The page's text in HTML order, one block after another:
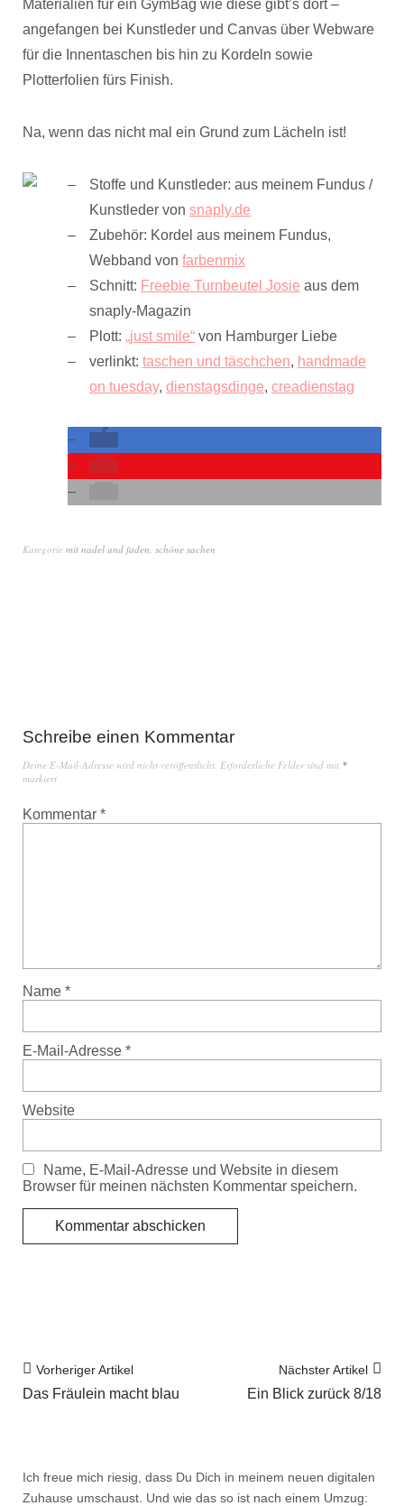
Materialien für ein GymBag wie diese gibt’s dort –
angefangen bei Kunstleder und Canvas über Webware
für die Innentaschen bis hin zu Kordeln sowie
Plotterfolien fürs Finish.
Na, wenn das nicht mal ein Grund zum Lächeln ist!
Stoffe und Kunstleder: aus meinem Fundus /
Kunstleder von snaply.de
Zubehör: Kordel aus meinem Fundus,
Webband von farbenmix
Schnitt: Freebie Turnbeutel Josie aus dem
snaply-Magazin
Plott: „just smile“ von Hamburger Liebe
verlinkt: taschen und täschchen, handmade
on tuesday, dienstagsdinge, creadienstag
Kategorie mit nadel und faden, schöne sachen
Schreibe einen Kommentar
Deine E-Mail-Adresse wird nicht veröffentlicht. Erforderliche Felder sind mit *
markiert
Kommentar *
Name *
E-Mail-Adresse *
Website
Name, E-Mail-Adresse und Website in diesem
Browser für meinen nächsten Kommentar speichern.
Vorheriger Artikel
Das Fräulein macht blau
Nächster Artikel
Ein Blick zurück 8/18
Ich freue mich riesig, dass Du Dich in meinem neuen digitalen
Zuhause umschaust. Und wie das so ist nach einem Umzug: